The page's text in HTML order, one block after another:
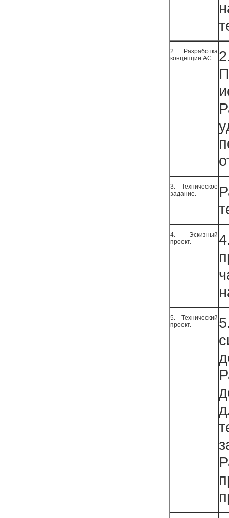
2. Разработка
концепции АС.
3. Техническое
задание.
4. Эскизный
проект.
5. Технический
проект.